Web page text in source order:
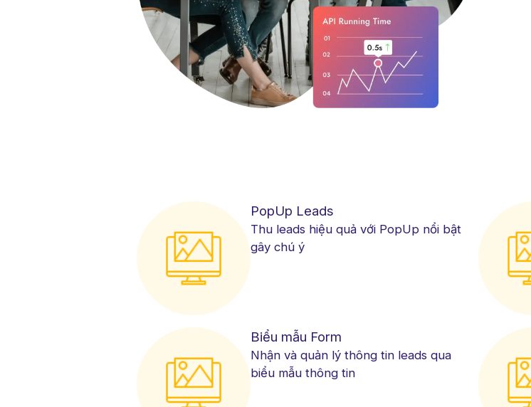
PopUp Leads
Thu leads hiệu quả với PopUp nổi bật
gây chú ý
Biểu mẫu Form
Nhận và quản lý thông tin leads qua
biểu mẫu thông tin